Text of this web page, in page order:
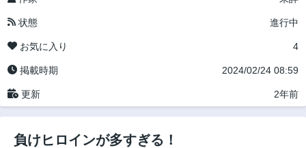
状態 進行中
お気に入り 4
掲載時期 2024/02/24 08:59
更新 2年前
負けヒロインが多すぎる！